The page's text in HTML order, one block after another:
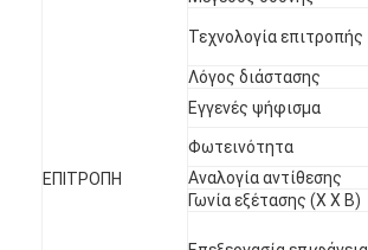
Γύρος εργοστασίων
Μας ελάτε σε επαφή με
ΕΠΙΤΡΟΠΗ
Τεχνολογία επιτροπής
Λόγος διάστασης
Εγγενές ψήφισμα
Φωτεινότητα
Αναλογία αντίθεσης
Γωνία εξέτασης (Χ Χ Β)